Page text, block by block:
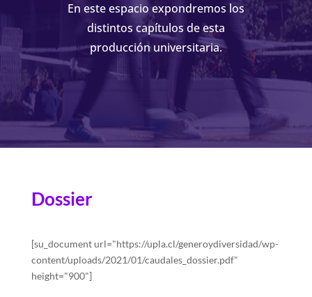
En este espacio expondremos los
distintos capítulos de esta
producción universitaria.
Dossier
[su_document url="https://upla.cl/generoydiversidad/wp-
content/uploads/2021/01/caudales_dossier.pdf"
height="900"]